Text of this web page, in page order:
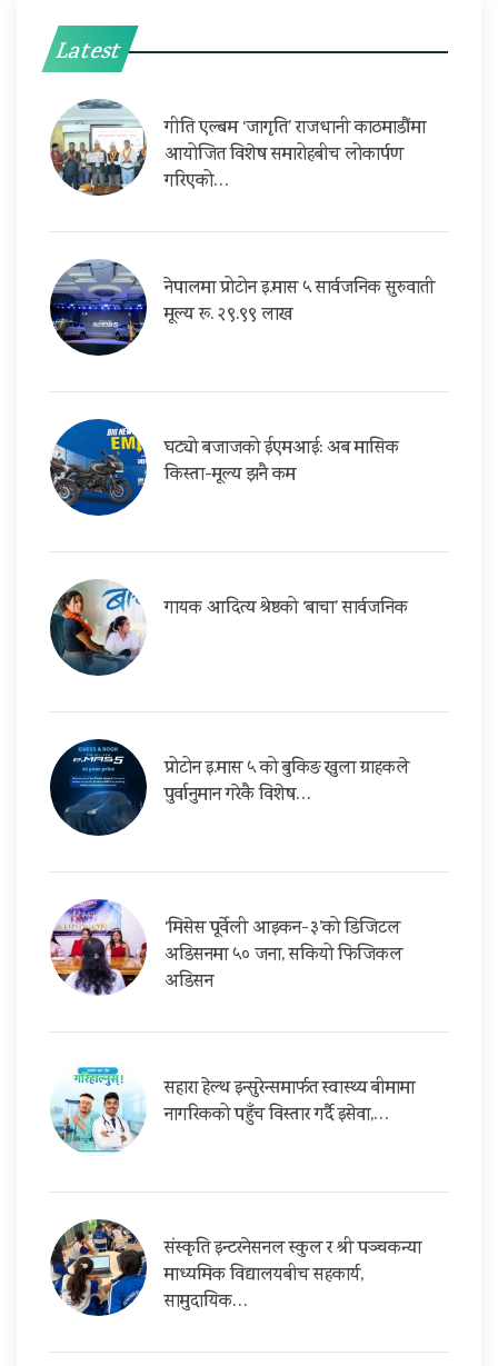
Latest
गीति एल्बम ‘जागृति’ राजधानी काठमाडौंमा
आयोजित विशेष समारोहबीच लोकार्पण
गरिएको…
नेपालमा प्रोटोन इ.मास ५ सार्वजनिक सुरुवाती
मूल्य रू. २९.९९ लाख
घट्यो बजाजको ईएमआई: अब मासिक
किस्ता-मूल्य झनै कम
गायक आदित्य श्रेष्ठको ‘बाचा’ सार्वजनिक
प्रोटोन इ.मास ५ को बुकिङ खुला ग्राहकले
पुर्वानुमान गरेकै विशेष…
‘मिसेस पूर्वेली आइकन-३’को डिजिटल
अडिसनमा ५० जना, सकियो फिजिकल
अडिसन
सहारा हेल्थ इन्सुरेन्समार्फत स्वास्थ्य बीमामा
नागरिकको पहुँच विस्तार गर्दै इसेवा,…
संस्कृति इन्टरनेसनल स्कुल र श्री पञ्चकन्या
माध्यमिक विद्यालयबीच सहकार्य,
सामुदायिक…